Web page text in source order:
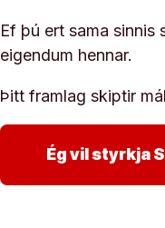
Ef þú ert sama
eigendum hennar.
Þitt framlag skiptir
Ég vil styrkja